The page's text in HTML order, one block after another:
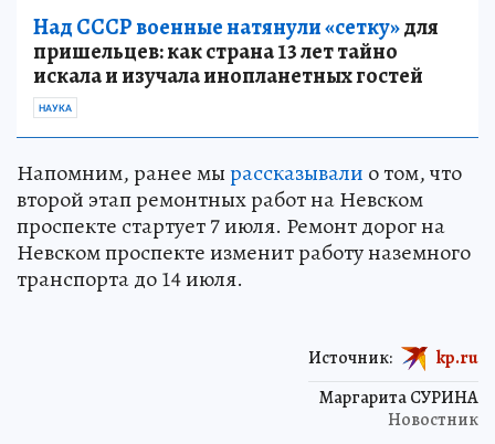
Над СССР военные натянули «сетку»для
пришельцев: как страна 13 лет тайно
искала и изучала инопланетных гостей
НАУКА
Напомним, ранее мырассказывали о том, что
второй этап ремонтных работ на Невском
проспекте стартует 7 июля. Ремонт дорог на
Невском проспекте изменит работу наземного
транспорта до 14 июля.
Маргарита СУРИНА
Новостник
Источник: kp.ru